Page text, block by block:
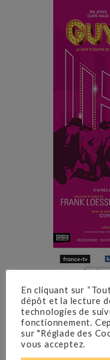
D’après la
Damon Runyon
Brown » et «
En cliquant sur
dépôt et la lecture
technologies de
fonctionnement.
sur "Réglade des
vous acceptez.